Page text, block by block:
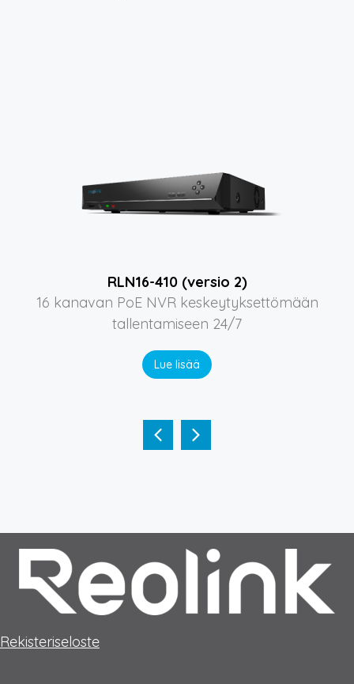
RLN16-410 (versio 2)
16 kanavan PoE NVR keskeytyksettömään
tallentamiseen 24/7
Lue lisää
Rekisteriseloste